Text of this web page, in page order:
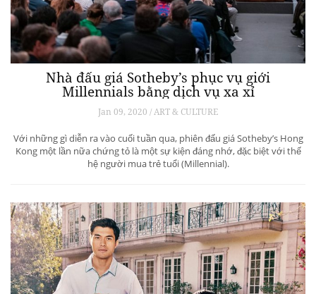
Nhà đấu giá Sotheby’s phục vụ giới
Millennials bằng dịch vụ xa xỉ
Jan 09, 2020 / ART & CULTURE
Với những gì diễn ra vào cuối tuần qua, phiên đấu giá Sotheby’s Hong
Kong một lần nữa chứng tỏ là một sự kiện đáng nhớ, đặc biệt với thế
hệ người mua trẻ tuổi (Millennial).